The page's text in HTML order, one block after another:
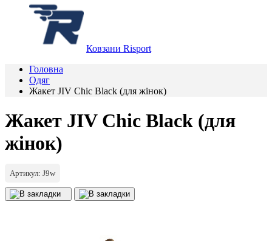
Ковзани Risport
Головна
Одяг
Жакет JIV Chic Black (для жінок)
Жакет JIV Chic Black (для
жінок)
Артикул: J9w